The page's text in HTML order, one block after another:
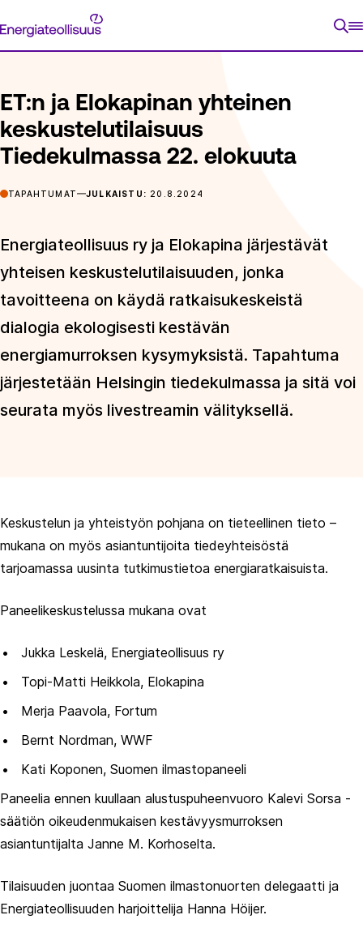
suoraan
Energiateollisuus
ETUSIVU
ET:n ja Elokapinan yhteinen
keskustelutilaisuus
Tiedekulmassa 22. elokuuta
TAPAHTUMAT JULKAISTU: 20.8.2024
Energiateollisuus ry ja Elokapina järjestävät
yhteisen keskustelutilaisuuden, jonka
tavoitteena on käydä ratkaisukeskeistä
dialogia ekologisesti kestävän
energiamurroksen kysymyksistä. Tapahtuma
järjestetään Helsingin tiedekulmassa ja sitä voi
seurata myös livestreamin välityksellä.
Keskustelun ja yhteistyön pohjana on tieteellinen tieto –
mukana on myös asiantuntijoita tiedeyhteisöstä
tarjoamassa uusinta tutkimustietoa energiaratkaisuista.
Paneelikeskustelussa mukana ovat
Jukka Leskelä, Energiateollisuus ry
Topi-Matti Heikkola, Elokapina
Merja Paavola, Fortum
Bernt Nordman, WWF
Kati Koponen, Suomen ilmastopaneeli
Paneelia ennen kuullaan alustuspuheenvuoro Kalevi Sorsa -
säätiön oikeudenmukaisen kestävyysmurroksen
asiantuntijalta Janne M. Korhoselta.
Tilaisuuden juontaa Suomen ilmastonuorten delegaatti ja
Energiateollisuuden harjoittelija Hanna Höijer.